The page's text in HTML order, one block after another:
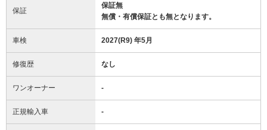
保証
保証無
無償・有償保証とも無となります。
車検 2027(R9) 年5月
修復歴 なし
ワンオーナー -
正規輸入車 -